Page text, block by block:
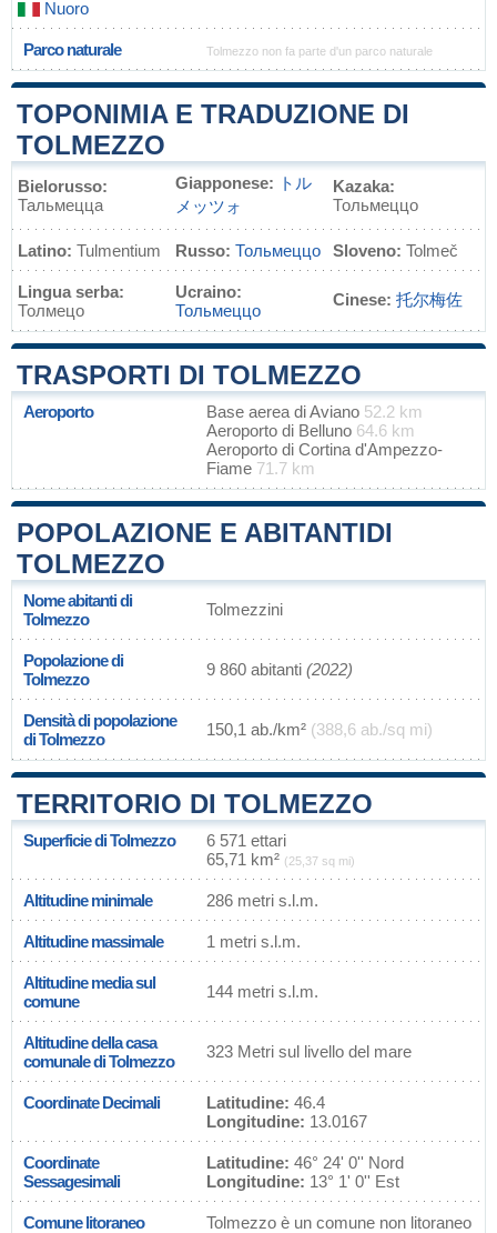
Nuoro
Parco naturale Tolmezzo non fa parte d'un parco naturale
TOPONIMIA E TRADUZIONE DI
TOLMEZZO
Bielorusso:
Тальмецца
Giapponese: トル
メッツォ
Kazaka:
Тольмеццо
Latino: Tulmentium Russo: Тольмеццо Sloveno: Tolmeč
Lingua serba:
Толмецо
Ucraino:
Тольмеццо
Cinese: 托尔梅佐
TRASPORTI DI TOLMEZZO
Aeroporto Base aerea di Aviano 52.2 km
Aeroporto di Belluno 64.6 km
Aeroporto di Cortina d'Ampezzo-
Fiame 71.7 km
POPOLAZIONE E ABITANTIDI
TOLMEZZO
Nome abitanti di
Tolmezzo
Tolmezzini
Popolazione di
Tolmezzo
9 860 abitanti (2022)
Densità di popolazione
di Tolmezzo
150,1 ab./km² (388,6 ab./sq mi)
TERRITORIO DI TOLMEZZO
Superficie di Tolmezzo
6 571 ettari
65,71 km² (25,37 sq mi)
Altitudine minimale 286 metri s.l.m.
Altitudine massimale 1 metri s.l.m.
Altitudine media sul
comune
144 metri s.l.m.
Altitudine della casa
comunale di Tolmezzo
323 Metri sul livello del mare
Coordinate Decimali Latitudine: 46.4
Longitudine: 13.0167
Coordinate
Sessagesimali
Latitudine: 46° 24' 0'' Nord
Longitudine: 13° 1' 0'' Est
Comune litoraneo Tolmezzo è un comune non litoraneo